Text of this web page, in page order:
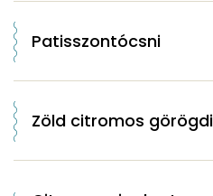
Patisszontócsni
Zöld citromos